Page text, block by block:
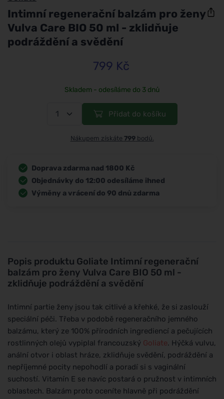
Popis produktu Goliate Intimní regenerační
balzám pro ženy Vulva Care BIO 50 ml -
zklidňuje podráždění a svědění
Intimní partie ženy jsou tak citlivé a křehké, že si zaslouží
speciální péči. Třeba v podobě regeneračního jemného
balzámu, který ze 100% přírodních ingrediencí a pečujících
rostlinných olejů vypiplal francouzský Goliate. Hýčká vulvu,
anální otvor i oblast hráze, zklidňuje svědění, podráždění a
nepříjemné pocity nepohodlí a poradí si s vaginální
suchostí. Vitamín E se navíc postará o pružnost v intimních
oblastech. Balzám proto oceníte hlavně při podráždění
Intimní regenerační balzám pro ženy
Vulva Care BIO 50 ml - zklidňuje
podráždění a svědění
799 Kč
Skladem - odesíláme do 3 dnů
Přidat do košíku
Nákupem získáte 799bodů.
Doprava zdarma nad 1800 Kč
Objednávky do 12:00 odesíláme ihned
Výměny a vrácení do 90 dnů zdarma